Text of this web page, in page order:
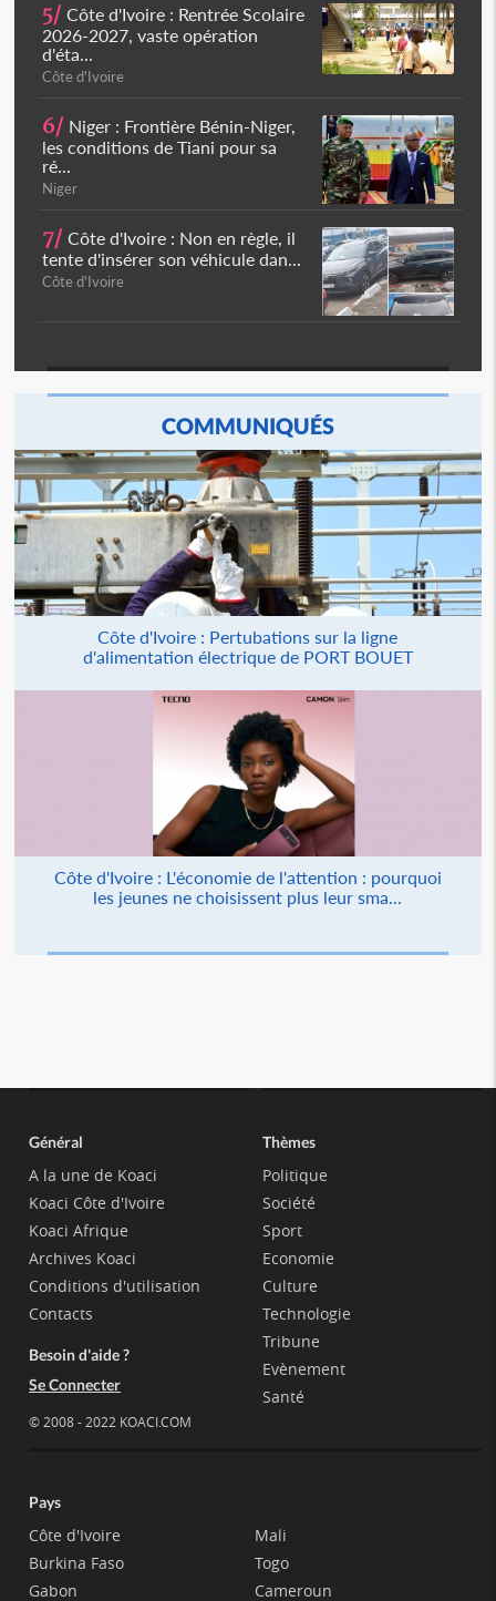
5/ Côte d'Ivoire : Rentrée Scolaire
2026-2027, vaste opération
d'éta...
Côte d'Ivoire
6/ Niger : Frontière Bénin-Niger,
les conditions de Tiani pour sa
ré...
Niger
7/ Côte d'Ivoire : Non en règle, il
tente d'insérer son véhicule dan...
Côte d'Ivoire
COMMUNIQUÉS
Côte d'Ivoire : Pertubations sur la ligne
d'alimentation électrique de PORT BOUET
Côte d'Ivoire : L'économie de l'attention : pourquoi
les jeunes ne choisissent plus leur sma...
Général
A la une de Koaci
Koaci Côte d'Ivoire
Koaci Afrique
Archives Koaci
Conditions d'utilisation
Contacts
Besoin d'aide ?
Se Connecter
© 2008 - 2022 KOACI.COM
Thèmes
Politique
Société
Sport
Economie
Culture
Technologie
Tribune
Evènement
Santé
Pays
Côte d'Ivoire
Burkina Faso
Gabon
Mali
Togo
Cameroun